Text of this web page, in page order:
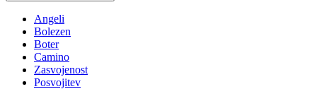
Angeli
Bolezen
Boter
Camino
Zasvojenost
Posvojitev